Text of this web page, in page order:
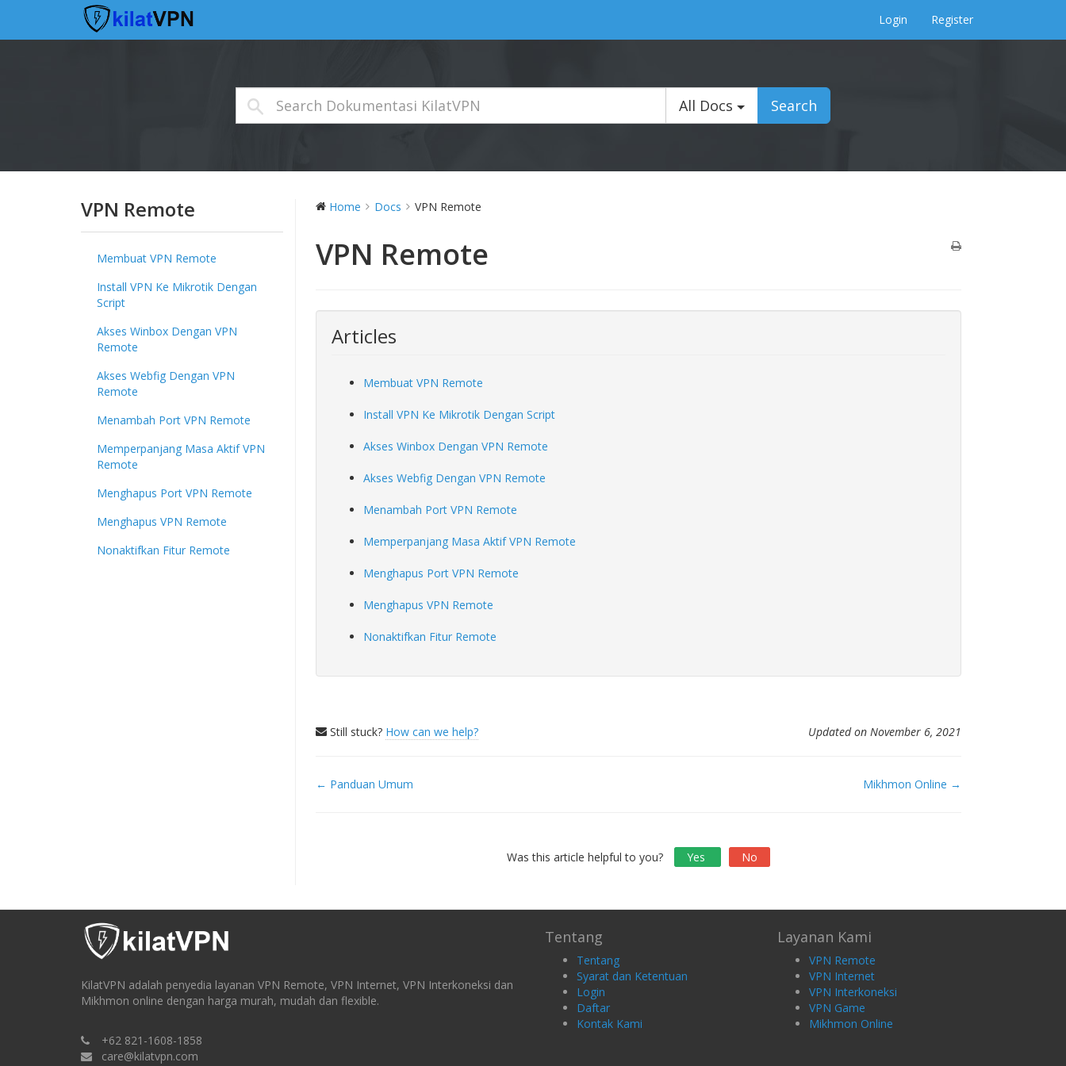
Login Register
All Docs Search
VPN Remote
Membuat VPN Remote
Install VPN Ke Mikrotik Dengan
Script
Akses Winbox Dengan VPN
Remote
Akses Webfig Dengan VPN
Remote
Menambah Port VPN Remote
Memperpanjang Masa Aktif VPN
Remote
Menghapus Port VPN Remote
Menghapus VPN Remote
Nonaktifkan Fitur Remote
Home Docs VPN Remote
VPN Remote
Articles
Membuat VPN Remote
Install VPN Ke Mikrotik Dengan Script
Akses Winbox Dengan VPN Remote
Akses Webfig Dengan VPN Remote
Menambah Port VPN Remote
Memperpanjang Masa Aktif VPN Remote
Menghapus Port VPN Remote
Menghapus VPN Remote
Nonaktifkan Fitur Remote
Still stuck? How can we help? Updated on November 6, 2021
Doc
← Panduan Umum Mikhmon Online →
Was this article helpful to you? Yes No
KilatVPN adalah penyedia layanan VPN Remote, VPN Internet, VPN Interkoneksi dan
Mikhmon online dengan harga murah, mudah dan flexible.
+62 821-1608-1858
care@kilatvpn.com
Tentang
Tentang
Syarat dan Ketentuan
Login
Daftar
Kontak Kami
Layanan Kami
VPN Remote
VPN Internet
VPN Interkoneksi
VPN Game
Mikhmon Online